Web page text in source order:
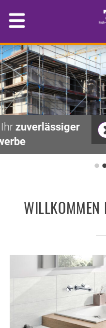
Ihr Profi für
•
WILLKOMMEN